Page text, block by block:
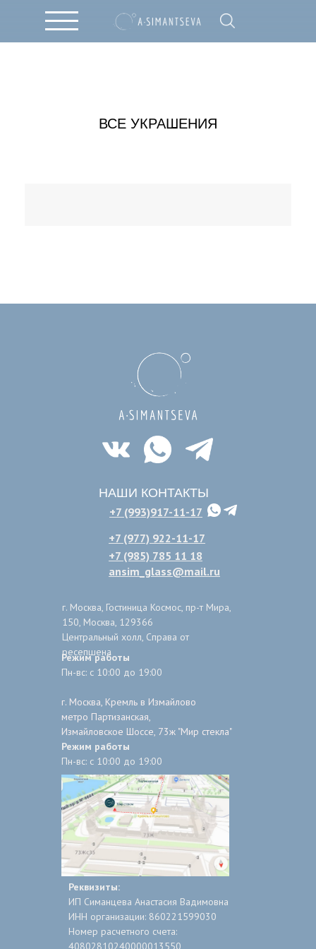
ВСЕ УКРАШЕНИЯ
НАШИ КОНТАКТЫ
+7 (993)917-11-17
+7 (985) 785 11 18
г. Москва, Гостиница Космос, пр-т Мира,
150, Москва, 129366
Центральный холл, Справа от
ресепшена
Режим работы
Пн-вс: с 10:00 до 19:00
г. Москва, Кремль в Измайлово
метро Партизанская,
Измайловское Шоссе, 73ж "Мир стекла"
Режим работы
Пн-вс: с 10:00 до 19:00
Реквизиты:
ИП Симанцева Анастасия Вадимовна
ИНН организации: 860221599030
Номер расчетного сч­ета:
408028102400000­13550
ansim_glass@mail.ru
+7 (977) 922-11-17